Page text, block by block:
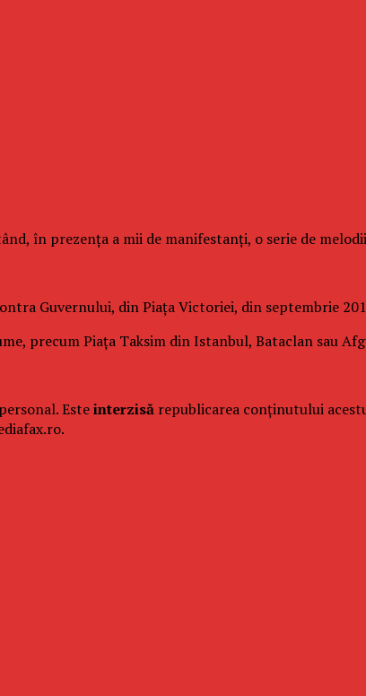
în prezenţa a mii de manifestanţi, o serie de
Guvernului, din Piaţa Victoriei, din septembrie
precum Piaţa Taksim din Istanbul, Bataclan sau
Esteinterzisă republicarea conținutului